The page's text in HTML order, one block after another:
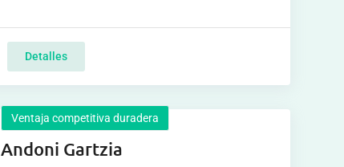
Detalles
Ventaja competitiva duradera
Andoni Gartzia